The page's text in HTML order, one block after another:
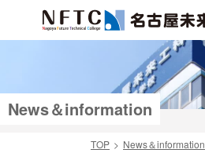
News＆information
TOP News＆information